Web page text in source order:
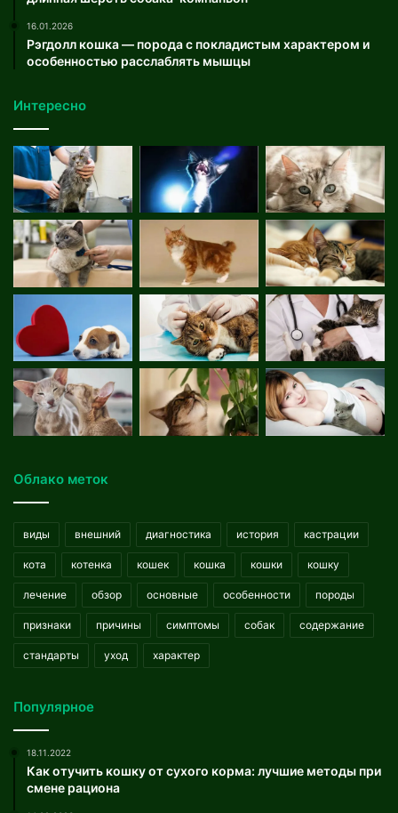
16.01.2026
Рэгдолл кошка — порода с покладистым характером и
особенностью расслаблять мышцы
Интересно
Облако меток
виды внешний диагностика история кастрации
кота котенка кошек кошка кошки кошку
лечение обзор основные особенности породы
признаки причины симптомы собак содержание
стандарты уход характер
Популярное
18.11.2022
Как отучить кошку от сухого корма: лучшие методы при
смене рациона